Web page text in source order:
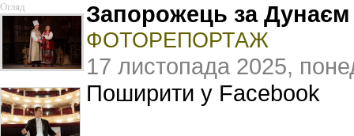
Огляд Запорожець за Дунаєм
ФОТОРЕПОРТАЖ
17 листопада 2025,
Поширити у Facebook